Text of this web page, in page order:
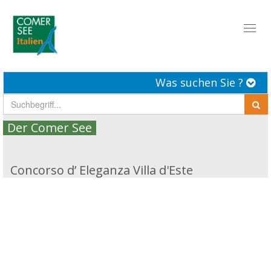
Was suchen Sie ?
Der Comer See
Concorso d’ Eleganza Villa d'Este